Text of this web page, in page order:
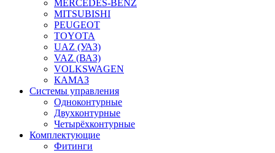
MERCEDES-BENZ
MITSUBISHI
PEUGEOT
TOYOTA
UAZ (УАЗ)
VAZ (ВАЗ)
VOLKSWAGEN
КАМАЗ
Системы управления
Одноконтурные
Двухконтурные
Четырёхконтурные
Комплектующие
Фитинги